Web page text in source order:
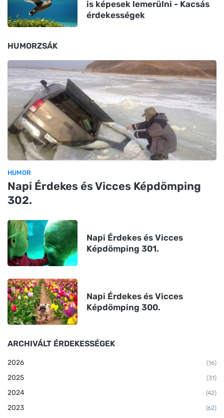
is képesek lemerülni - Kacsás
érdekességek
HUMORZSÁK
HUMOR
Napi Érdekes és Vicces Képdömping
302.
Napi Érdekes és Vicces
Képdömping 301.
Napi Érdekes és Vicces
Képdömping 300.
ARCHIVÁLT ÉRDEKESSÉGEK
2026 (16)
2025 (31)
2024 (42)
2023 (62)